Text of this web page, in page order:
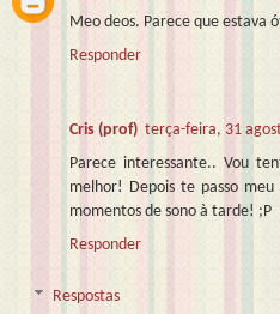
Meo deos. Parece que
Responder
Cris (prof) terça-feira, 31
Parece interessante.. Vou
melhor! Depois te passo
momentos de sono à tarde! ;P
Responder
Respostas